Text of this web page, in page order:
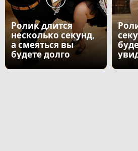
Ролик длится
несколько секунд,
а смеяться вы
будете долго